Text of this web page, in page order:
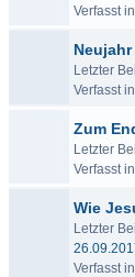
Verfasst in
Neujahr
Letzter
Verfasst in
Zum
Letzter
Verfasst in
Wie
Letzter
Verfasst in